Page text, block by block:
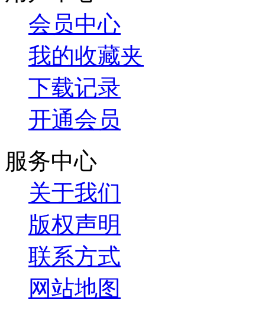
会员中心
我的收藏夹
下载记录
开通会员
服务中心
关于我们
版权声明
联系方式
网站地图